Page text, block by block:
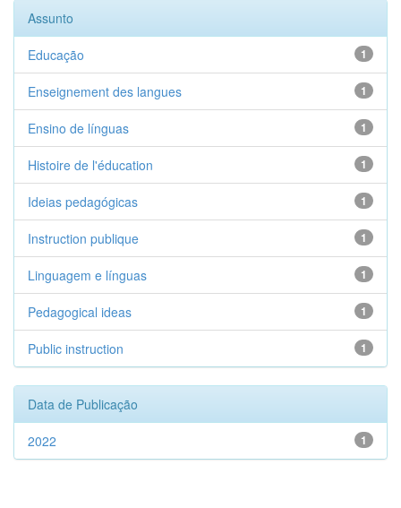
Assunto
1
Educação
1
Enseignement des langues
1
Ensino de línguas
1
Histoire de l'éducation
1
Ideias pedagógicas
1
Instruction publique
1
Linguagem e línguas
1
Pedagogical ideas
1
Public instruction
Data de Publicação
1
2022